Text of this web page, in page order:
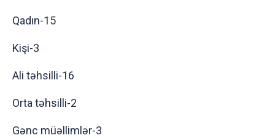
Qadın-15
Kişi-3
Ali təhsilli-16
Orta təhsilli-2
Gənc müəllimlər-3